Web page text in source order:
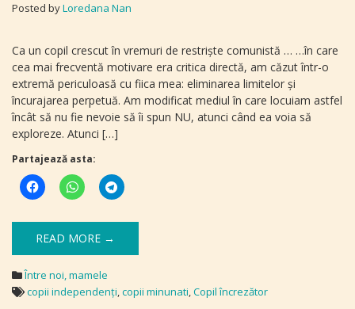
Posted byLoredana Nan
Ca un copil crescut în vremuri de restriște comunistă … …în care
cea mai frecventă motivare era critica directă, am căzut într-o
extremă periculoasă cu fiica mea: eliminarea limitelor și
încurajarea perpetuă. Am modificat mediul în care locuiam astfel
încât să nu fie nevoie să îi spun NU, atunci când ea voia să
exploreze. Atunci […]
Partajează asta:
READ MORE →
Între noi, mamele
copii independenţi,copii minunati,Copil încrezător